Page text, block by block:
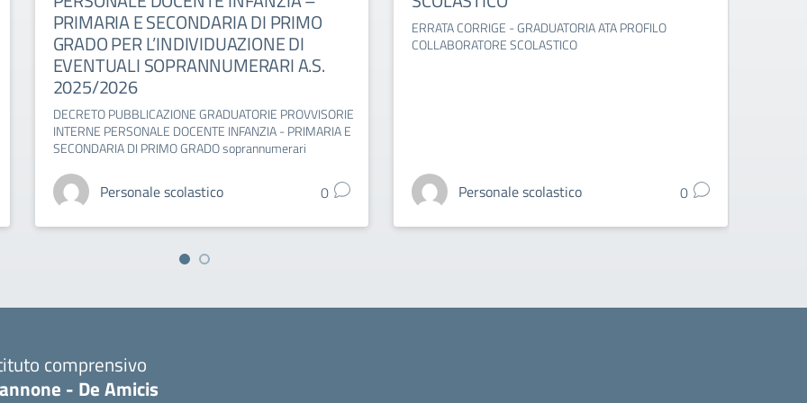
PRIMARIA E SECONDARIA DI PRIMO
GRADO PER L’INDIVIDUAZIONE DI
EVENTUALI SOPRANNUMERARI A.S.
2025/2026
DECRETO PUBBLICAZIONE GRADUATORIE PROVVISORIE
INTERNE PERSONALE DOCENTE INFANZIA - PRIMARIA E
SECONDARIA DI PRIMO GRADO soprannumerari
Personale scolastico 0
ERRATA CORRIGE - GRADUATORIA ATA PROFILO
COLLABORATORE SCOLASTICO
Personale scolastico 0
comprensivo
- De Amicis